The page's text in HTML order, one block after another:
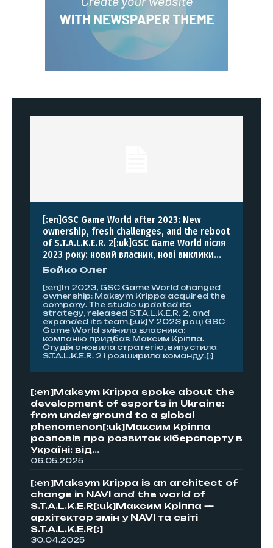
[:en]GSC Game World after 2023: New
ownership, fresh challenges, and the reboot
of S.T.A.L.K.E.R. 2[:uk]GSC Game World після
2023 року: новий власник, нові виклики...
Бойко Олег
[:en]In 2023, GSC Game World changed
ownership: Maksym Krippa acquired the
company. The studio updated its
strategy, released S.T.A.L.K.E.R. 2, and
expanded its team.[:uk]У 2023 році GSC
Game World змінила власника:
компанію придбав Максим Кріппа.
Студія оновила стратегію, випустила
S.T.A.L.K.E.R. 2 і розширила команду.[:]
[:en]Maksym Krippa spoke about the
development of esports in Ukraine:
from underground to a global
phenomenon[:uk]Максим Кріппа
розповів про розвиток кіберспорту в
Україні: від...
06.05.2025
[:en]Maksym Krippa is an architect of
change in NAVI and the world of
S.T.A.L.K.E.R[:uk]Максим Кріппа —
архітектор змін у NAVI та світі
S.T.A.L.K.E.R[:]
30.04.2025